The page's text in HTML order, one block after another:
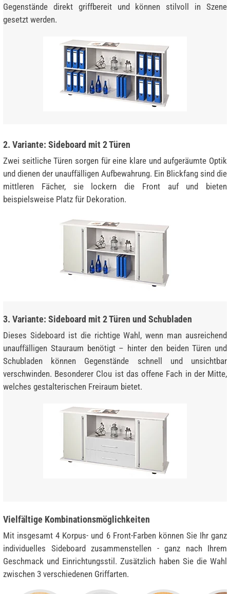
Gegenstände direkt griffbereit und können stilvoll in Szene
gesetzt werden.
2. Variante: Sideboard mit 2 Türen
Zwei seitliche Türen sorgen für eine klare und aufgeräumte Optik
und dienen der unauffälligen Aufbewahrung. Ein Blickfang sind die
mittleren Fächer, sie lockern die Front auf und bieten
beispielsweise Platz für Dekoration.
3. Variante: Sideboard mit 2 Türen und Schubladen
Dieses Sideboard ist die richtige Wahl, wenn man ausreichend
unauffälligen Stauraum benötigt – hinter den beiden Türen und
Schubladen können Gegenstände schnell und unsichtbar
verschwinden. Besonderer Clou ist das offene Fach in der Mitte,
welches gestalterischen Freiraum bietet.
Vielfältige Kombinationsmöglichkeiten
Mit insgesamt 4 Korpus- und 6 Front-Farben können Sie Ihr ganz
individuelles Sideboard zusammenstellen - ganz nach Ihrem
Geschmack und Einrichtungsstil. Zusätzlich haben Sie die Wahl
zwischen 3 verschiedenen Griffarten.